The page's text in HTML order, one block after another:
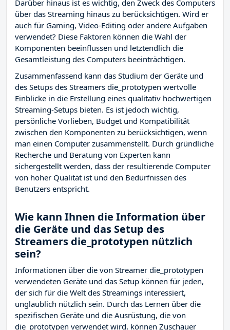
Darüber hinaus ist es wichtig, den Zweck des Computers
über das Streaming hinaus zu berücksichtigen. Wird er
auch für Gaming, Video-Editing oder andere Aufgaben
verwendet? Diese Faktoren können die Wahl der
Komponenten beeinflussen und letztendlich die
Gesamtleistung des Computers beeinträchtigen.
Zusammenfassend kann das Studium der Geräte und
des Setups des Streamers die_prototypen wertvolle
Einblicke in die Erstellung eines qualitativ hochwertigen
Streaming-Setups bieten. Es ist jedoch wichtig,
persönliche Vorlieben, Budget und Kompatibilität
zwischen den Komponenten zu berücksichtigen, wenn
man einen Computer zusammenstellt. Durch gründliche
Recherche und Beratung von Experten kann
sichergestellt werden, dass der resultierende Computer
von hoher Qualität ist und den Bedürfnissen des
Benutzers entspricht.
Wie kann Ihnen die Information über
die Geräte und das Setup des
Streamers die_prototypen nützlich
sein?
Informationen über die von Streamer die_prototypen
verwendeten Geräte und das Setup können für jeden,
der sich für die Welt des Streamings interessiert,
unglaublich nützlich sein. Durch das Lernen über die
spezifischen Geräte und die Ausrüstung, die von
die_prototypen verwendet wird, können Zuschauer